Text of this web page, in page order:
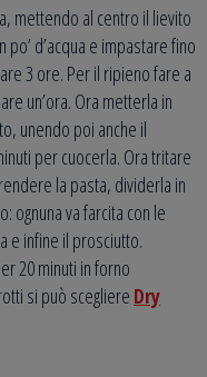
mettendo al centro il lievito
po’ d’acqua e impastare fino
3 ore. Per il ripieno fare a
un’ora. Ora metterla in
unendo poi anche il
per cuocerla. Ora tritare
la pasta, dividerla in
ognuna va farcita con le
e infine il prosciutto.
20 minuti in forno
si può scegliere Dry